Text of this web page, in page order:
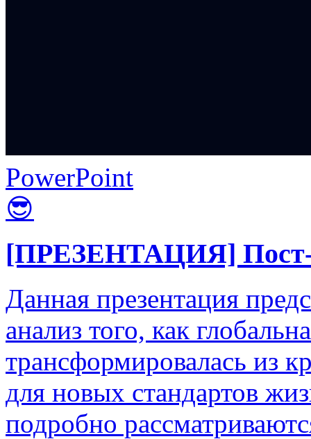
PowerPoint
😎
[ПРЕЗЕНТАЦИЯ] Пост-
Данная презентация
анализ того, как
трансформировалась из
для новых стандартов
подробно